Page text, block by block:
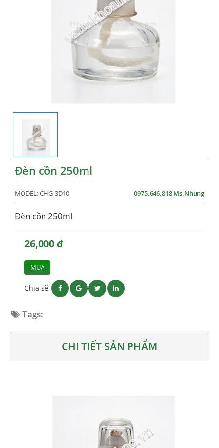
Đèn cồn 250ml
MODEL:CHG-3D10 0975.646.818 Ms.Nhung
Đèn cồn 250ml
26,000 đ
MUA
Chia sẽ
Tags:
CHI TIẾT SẢN PHẨM